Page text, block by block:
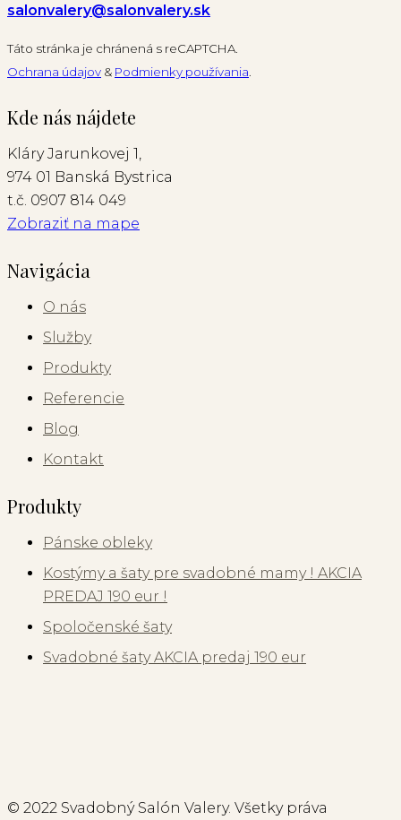
salonvalery@salonvalery.sk
Táto stránka je chránená s reCAPTCHA.
Ochrana údajov & Podmienky používania
Kde nás nájdete
Kláry Jarunkovej 1,
974 01 Banská Bystrica
t.č. 0907 814 049
Zobraziť na mape
Navigácia
O nás
Služby
Produkty
Referencie
Blog
Kontakt
Produkty
Pánske obleky
Kostýmy a šaty pre svadobné mamy ! AKCIA
PREDAJ 190 eur !
Spoločenské šaty
Svadobné šaty AKCIA predaj 190 eur
© 2022 Svadobný Salón Valery. Všetky práva